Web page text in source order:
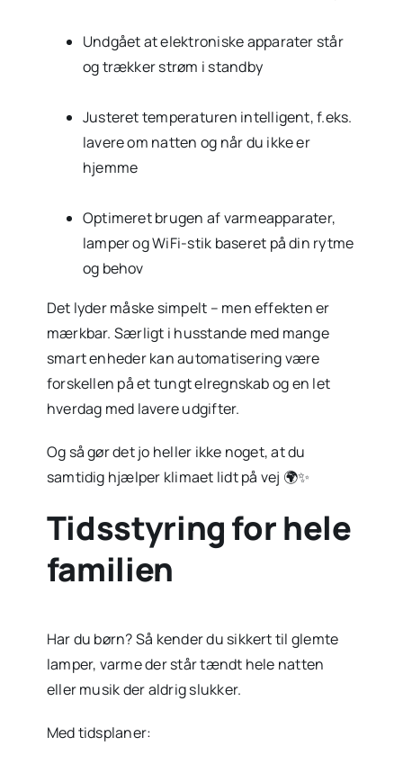
Undgået at elektroniske apparater står
og trækker strøm i standby
Justeret temperaturen intelligent, f.eks.
lavere om natten og når du ikke er
hjemme
Optimeret brugen af varmeapparater,
lamper og WiFi-stik baseret på din rytme
og behov
Det lyder måske simpelt – men effekten er
mærkbar. Særligt i husstande med mange
smart enheder kan automatisering være
forskellen på et tungt elregnskab og en let
hverdag med lavere udgifter.
Og så gør det jo heller ikke noget, at du
samtidig hjælper klimaet lidt på vej 🌍✨
Tidsstyring for hele
familien
Har du børn? Så kender du sikkert til glemte
lamper, varme der står tændt hele natten
eller musik der aldrig slukker.
Med tidsplaner: